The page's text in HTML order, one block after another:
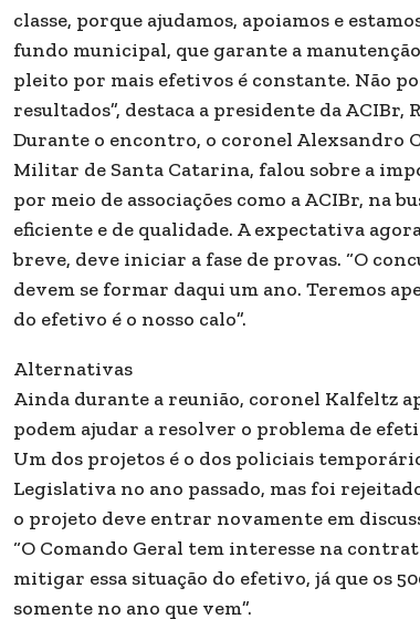
classe, porque ajudamos, apoiamos e
fundo municipal, que garante a
pleito por mais efetivos é constante. Não
resultados”, destaca a presidente da ACIBr,
Durante o encontro, o coronel Alexsandro
Militar de Santa Catarina, falou sobre a
por meio de associações como a ACIBr, na
eficiente e de qualidade. A expectativa
breve, deve iniciar a fase de provas. “O
devem se formar daqui um ano. Teremos
do efetivo é o nosso calo”.
Alternativas
Ainda durante a reunião, coronel Kalfeltz
podem ajudar a resolver o problema de
Um dos projetos é o dos policiais
Legislativa no ano passado, mas foi
o projeto deve entrar novamente em
“O Comando Geral tem interesse na
mitigar essa situação do efetivo, já que os
somente no ano que vem”.